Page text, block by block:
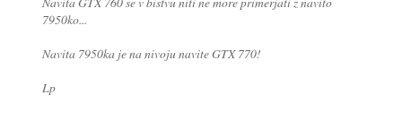
7950ko...
Navita 7950ka je na nivoju navite GTX 770!
Lp